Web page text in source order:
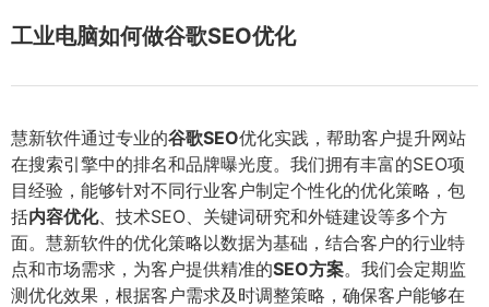
工业电脑如何做谷歌SEO优化
慧新软件通过专业的谷歌SEO优化实践，帮助客户提升网站
在搜索引擎中的排名和品牌曝光度。我们拥有丰富的SEO项
目经验，能够针对不同行业客户制定个性化的优化策略，包
括内容优化、技术SEO、关键词研究和外链建设等多个方
面。慧新软件的优化策略以数据为基础，结合客户的行业特
点和市场需求，为客户提供精准的SEO方案。我们会定期监
测优化效果，根据客户需求及时调整策略，确保客户能够在